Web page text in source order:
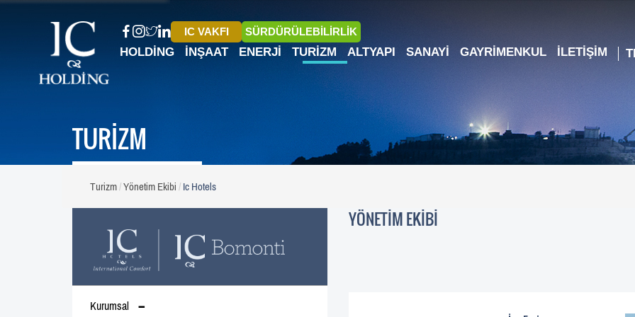
IC VAKFI SÜRDÜRÜLEBİLİRLİK
HOLDING İNŞAAT ENERJI TURIZM ALTYAPI SANAYI GAYRIMENKUL İLETIŞIM
TURİZM
Turizm Yönetim Ekibi Ic Hotels
Kurumsal
YÖNETİM EKİBİ